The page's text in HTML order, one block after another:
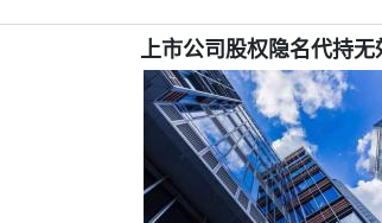
上市公司股权隐名代持无